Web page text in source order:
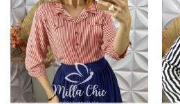
opções
podem
ser
escolhidas
na
página
do